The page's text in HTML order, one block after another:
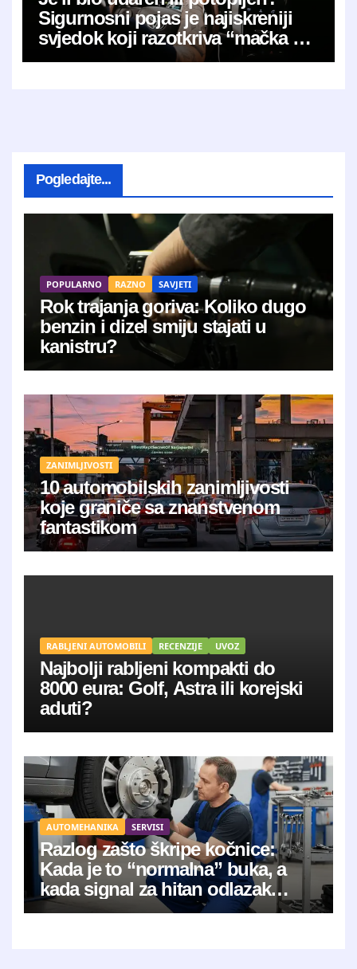
Sigurnosni pojas je najiskreniji
svjedok koji razotkriva “mačka u
vreći”
Pogledajte...
POPULARNO RAZNO SAVJETI
Rok trajanja goriva: Koliko dugo
benzin i dizel smiju stajati u
kanistru?
ZANIMLJIVOSTI
10 automobilskih zanimljivosti
koje graniče sa znanstvenom
fantastikom
RABLJENI AUTOMOBILI RECENZIJE UVOZ
Najbolji rabljeni kompakti do
8000 eura: Golf, Astra ili korejski
aduti?
AUTOMEHANIKA SERVISI
Razlog zašto škripe kočnice:
Kada je to “normalna” buka, a
kada signal za hitan odlazak
mehaničaru?